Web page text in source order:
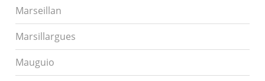
Marseillan
Marsillargues
Mauguio